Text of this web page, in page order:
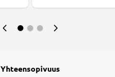
Yhteensopivuus